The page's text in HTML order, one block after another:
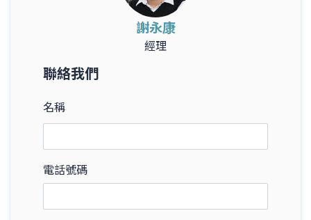
謝永康
經理
聯絡我們
名稱
電話號碼